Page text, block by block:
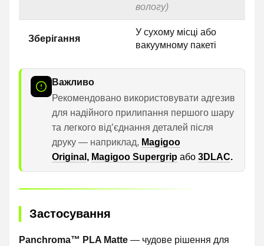
вологу)
Зберігання
У сухому місці або
вакуумному пакеті
Важливо
Рекомендовано використовувати адгезив
для надійного прилипання першого шару
та легкого відʼєднання деталей після
друку — наприклад, Magigoo
Original , Magigoo Supergrip або 3DLAC.
Застосування
Panchroma™ PLA Matte — чудове рішення для